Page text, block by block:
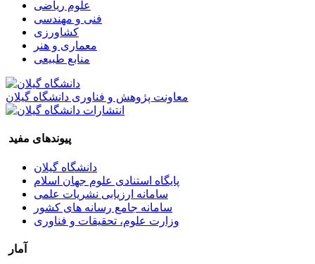
علوم ریاضی
فنی و مهندسی
کشاورزی
معماری و هنر
منابع طبیعی
معاونت پژوهش و فناوری دانشگاه گیلان
پیوندهای مفید
دانشگاه گیلان
پایگاه استنادی علوم جهان اسلام
سامانه ارزیابی نشریات علمی
سامانه جامع رسانه های کشور
وزارت علوم، تحقیقات و فناوری
آمار